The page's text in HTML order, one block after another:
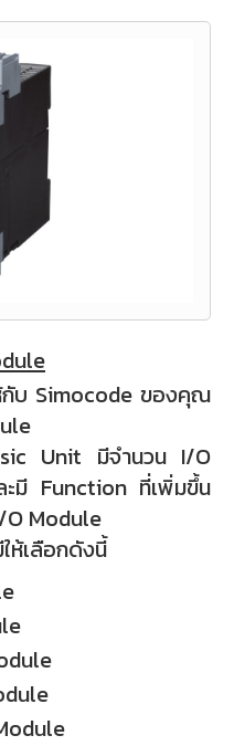
กับ Simocode ของคุณ
Unit มีจำนวน I/O
มี Function ที่เพิ่มขึ้น
Module
ห้เลือกดังนี้